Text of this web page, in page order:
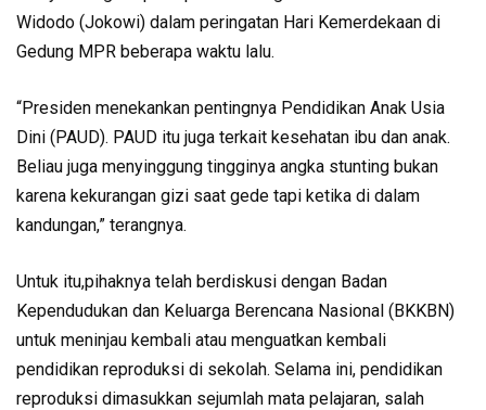
Widodo (Jokowi) dalam peringatan Hari Kemerdekaan di
Gedung MPR beberapa waktu lalu.
“Presiden menekankan pentingnya Pendidikan Anak Usia
Dini (PAUD). PAUD itu juga terkait kesehatan ibu dan anak.
Beliau juga menyinggung tingginya angka stunting bukan
karena kekurangan gizi saat gede tapi ketika di dalam
kandungan,” terangnya.
Untuk itu,pihaknya telah berdiskusi dengan Badan
Kependudukan dan Keluarga Berencana Nasional (BKKBN)
untuk meninjau kembali atau menguatkan kembali
pendidikan reproduksi di sekolah. Selama ini, pendidikan
reproduksi dimasukkan sejumlah mata pelajaran, salah